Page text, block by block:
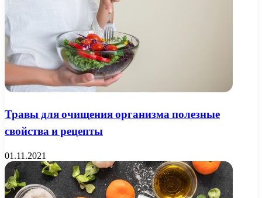
Травы для очищения организма полезные
свойства и рецепты
01.11.2021